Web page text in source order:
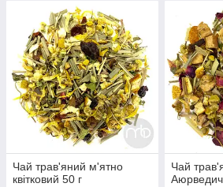
Чай трав'яний м'ятно
квітковий 50 г
Чай